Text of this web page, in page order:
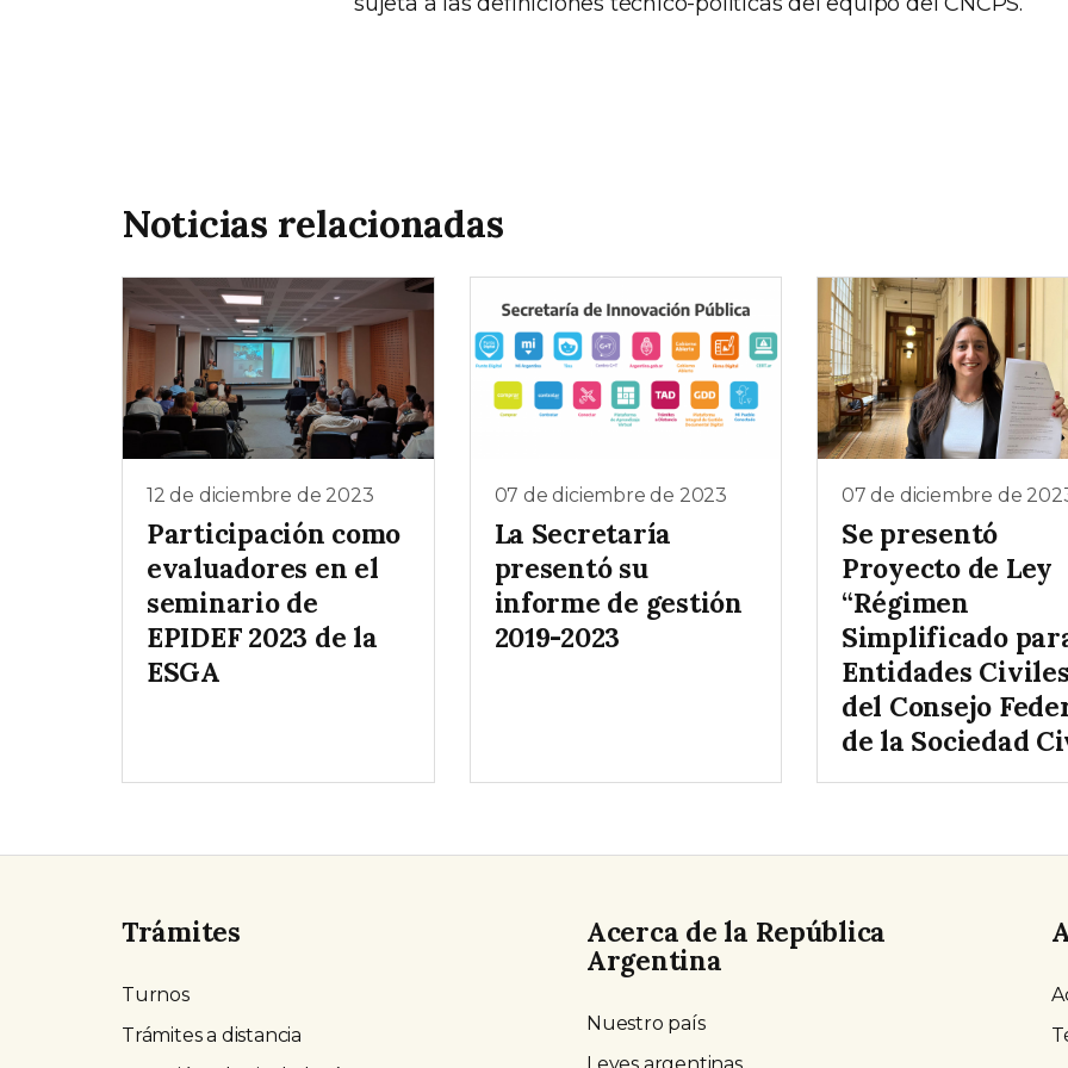
Noticias relacionadas
12 de diciembre de 2023
Participación como
evaluadores en el
seminario de
EPIDEF 2023 de la
ESGA
07 de diciembre de 2023
La Secretaría
presentó su
informe de gestión
2019-2023
07 de diciembre de
Se presentó
Proyecto de Ley
“Régimen
Simplificado
Entidades
del Consejo
de la Sociedad
Trámites
Turnos
Trámites a distancia
Acerca de la República
Argentina
Nuestro país
Leyes argentinas